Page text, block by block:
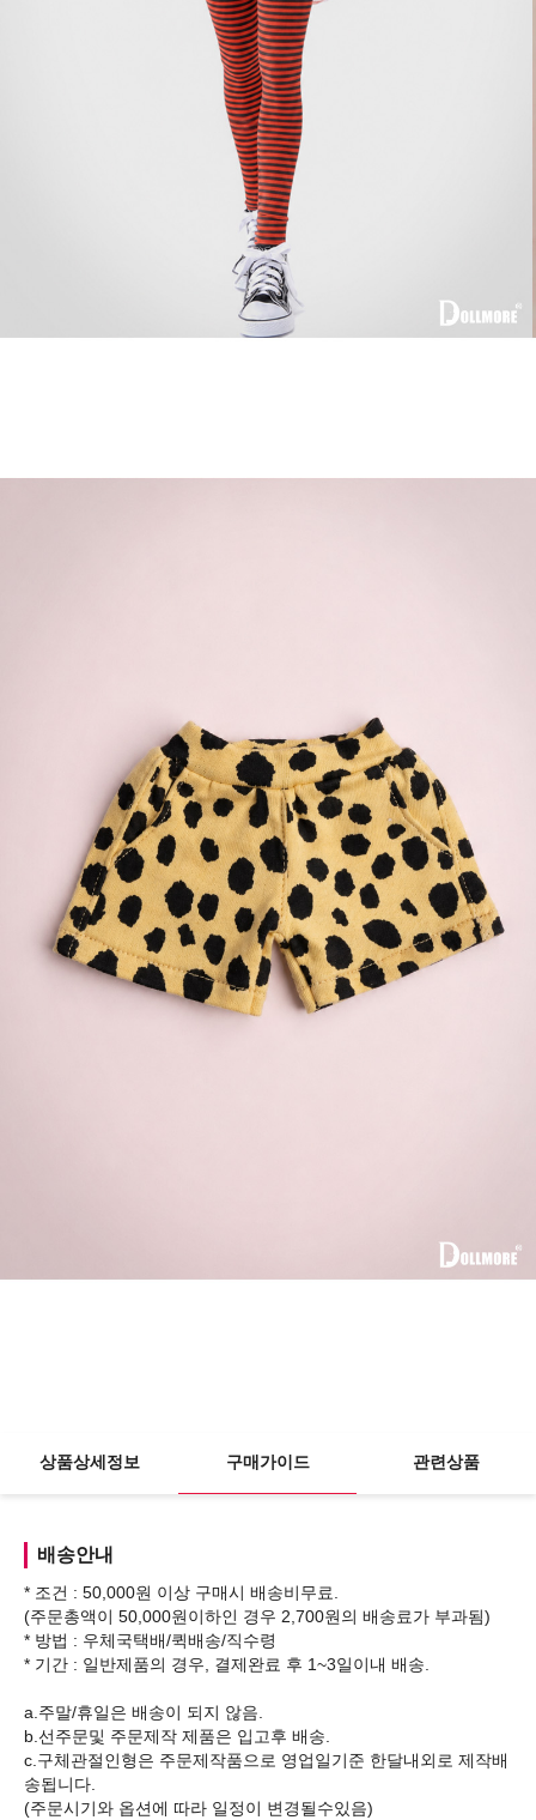
상품상세정보 구매가이드 관련상품
배송안내
* 조건 : 50,000원 이상 구매시 배송비무료.
(주문총액이 50,000원이하인 경우 2,700원의 배송료가 부과됨)
* 방법 : 우체국택배/퀵배송/직수령
* 기간 : 일반제품의 경우, 결제완료 후 1~3일이내 배송.
a.주말/휴일은 배송이 되지 않음.
b.선주문및 주문제작 제품은 입고후 배송.
c.구체관절인형은 주문제작품으로 영업일기준 한달내외로 제작배
송됩니다.
(주문시기와 옵션에 따라 일정이 변경될수있음)